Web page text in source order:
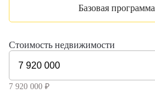
Базовая программа
Стоимость недвижимости
7 920 000 ₽